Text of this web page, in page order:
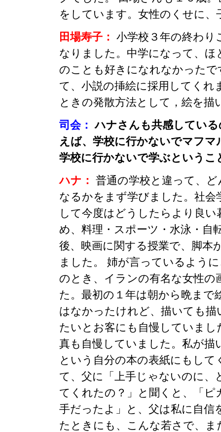
をしています。女性のくせに
田場寿子： 小学校３年の終わ
なりました。中学になって、
のことも好きになれなかった
て、小説の挿絵に採用してく
ときの発散方法として，絵を描
司会： ハナさんも共感してい
えば、学校に行かないでマフ
学校に行かないで学ぶという
ハナ： 普通の学校と違って、
なるかをまず学びました。社会
して今度はどうしたらより良
め、料理・スポーツ・水泳・自
後、映画に関する授業で、脚本
ました。 姉が言っているよう
のとき、イランの有名な女性の
た。最初の１年は朝から晩ま
はなかったけれど、描いても
たいとお客にも自慢していま
真も自慢していました。私が描
という自分の本の表紙にもし
て、父に「上手じゃないのに
てくれたの？」と聞くと、「
手だったよ」と、父は私に自
たときにも、こんな若さで、